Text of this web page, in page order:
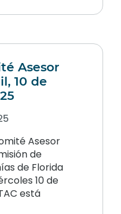
Asesor
10 de
Asesor
de
de Florida
10 de
está